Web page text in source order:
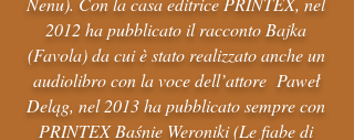
2012 ha pubblicato il racconto Bajka
(Favola) da cui è stato realizzato anche un
audiolibro con la voce dell’attore Paweł
Deląg, nel 2013 ha pubblicato sempre con
PRINTEX Baśnie Weroniki (Le fiabe di